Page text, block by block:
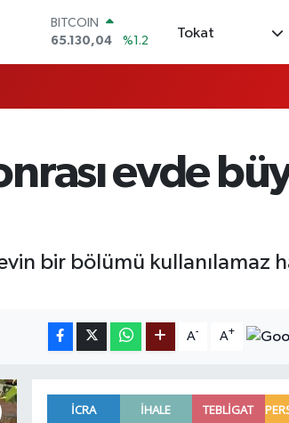
BITCOIN
65.130,04
%1.2
55,1652
%0.27
GRAM ALTIN
6648.99
%2.59
Tokat
evde
bir bölümü kullanılamaz
A- A+